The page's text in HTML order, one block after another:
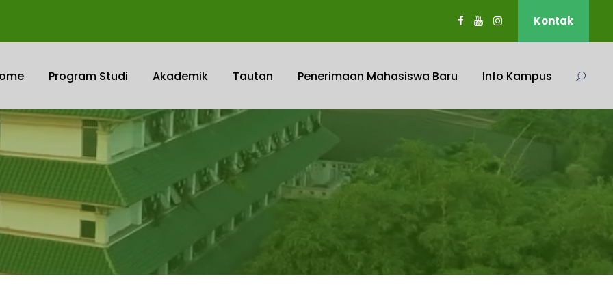
Kontak
Program Studi Akademik Tautan Penerimaan Mahasiswa Baru Info Kampus